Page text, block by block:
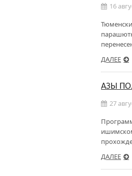
16
ДАЛЕЕ
АЗЫ
27
ДАЛЕЕ